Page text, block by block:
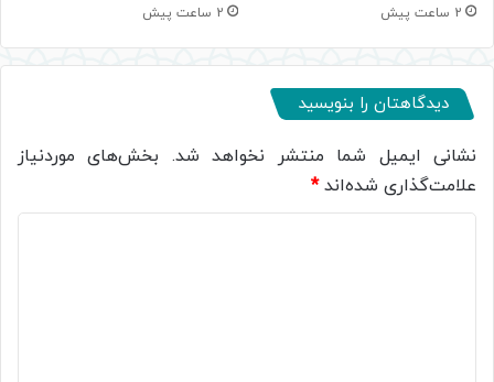
2 ساعت پیش 2 ساعت پیش
دیدگاهتان را بنویسید
نشانی ایمیل شما منتشر نخواهد شد. بخش‌های موردنیاز
علامت‌گذاری شده‌اند*